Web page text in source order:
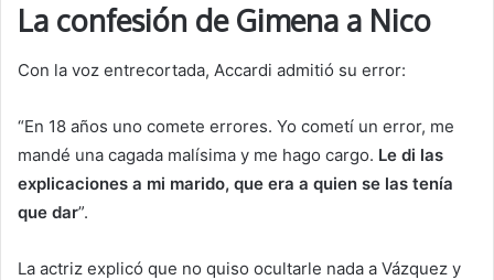
La confesión de Gimena a Nico
Con la voz entrecortada, Accardi admitió su error:
“En 18 años uno comete errores. Yo cometí un error, me
mandé una cagada malísima y me hago cargo. Le di las
explicaciones a mi marido, que era a quien se las tenía
que dar”.
La actriz explicó que no quiso ocultarle nada a Vázquez y